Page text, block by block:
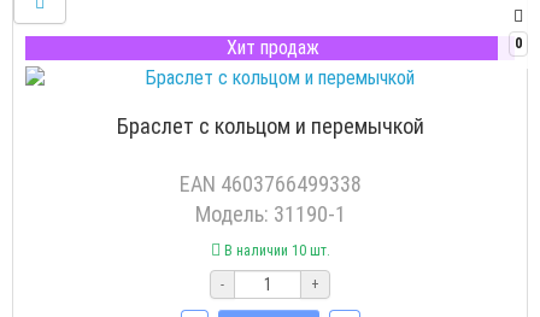
0
Хит продаж
Браслет с кольцом и перемычкой
EAN 4603766499338
Модель: 31190-1
В наличии 10 шт.
-
+